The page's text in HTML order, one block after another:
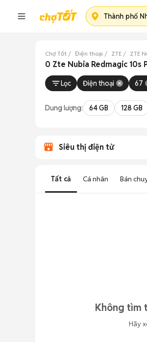
Thành phố
Chợ Tốt Điện thoại ZTE ZTE
0 Zte Nubia Redmagic 10s
Lọc Điện thoại 67
Dung lượng: 64 GB 128 GB
Siêu thị điện tử
Tất cả Cá nhân Bán
Không tìm
Hãy